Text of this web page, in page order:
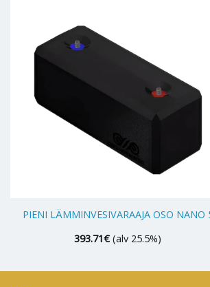
PIENI LÄMMINVESIVARAAJA OSO NANO
393.71€ (alv 25.5%)